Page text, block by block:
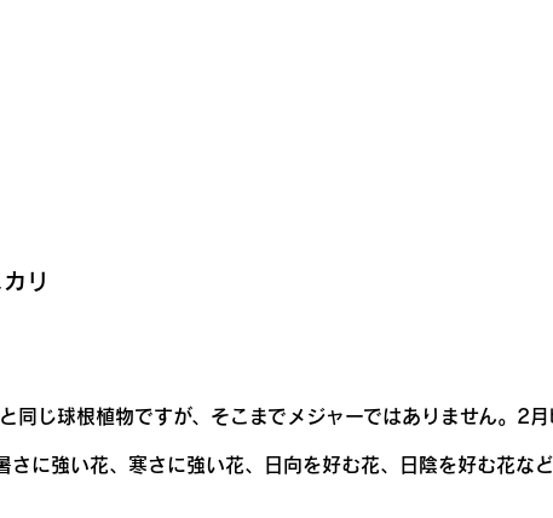
リ
同じ球根植物ですが、そこまでメジャーではありません。2
さに強い花、寒さに強い花、日向を好む花、日陰を好む花